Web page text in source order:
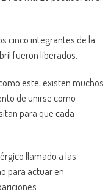
cinco integrantes de la
fueron liberados.
este, existen muchos
de unirse como
para que cada
llamado a las
para actuar en